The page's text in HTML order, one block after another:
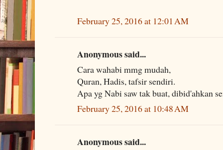
February 25, 2016 at 12:01 AM
Anonymous said...
Cara wahabi mmg mudah,
Quran, Hadis, tafsir sendiri.
Apa yg Nabi saw tak buat, dibid'ahkan
February 25, 2016 at 10:48 AM
Anonymous said...